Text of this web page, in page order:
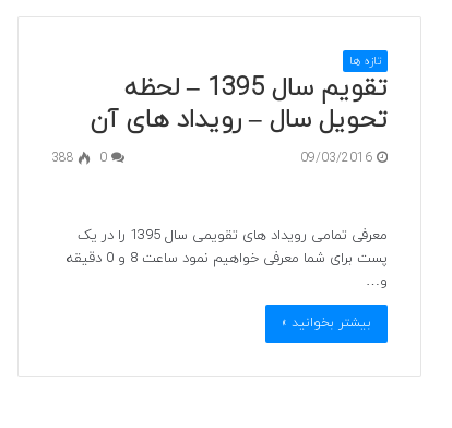
تازه ها
تقویم سال 1395 – لحظه
تحویل سال – رویداد های آن
09/03/2016
0
388
معرفی تمامی رویداد های تقویمی سال 1395 را در یک
پست برای شما معرفی خواهیم نمود ساعت 8 و 0 دقیقه
و…
بیشتر بخوانید »